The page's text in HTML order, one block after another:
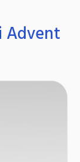
Advent